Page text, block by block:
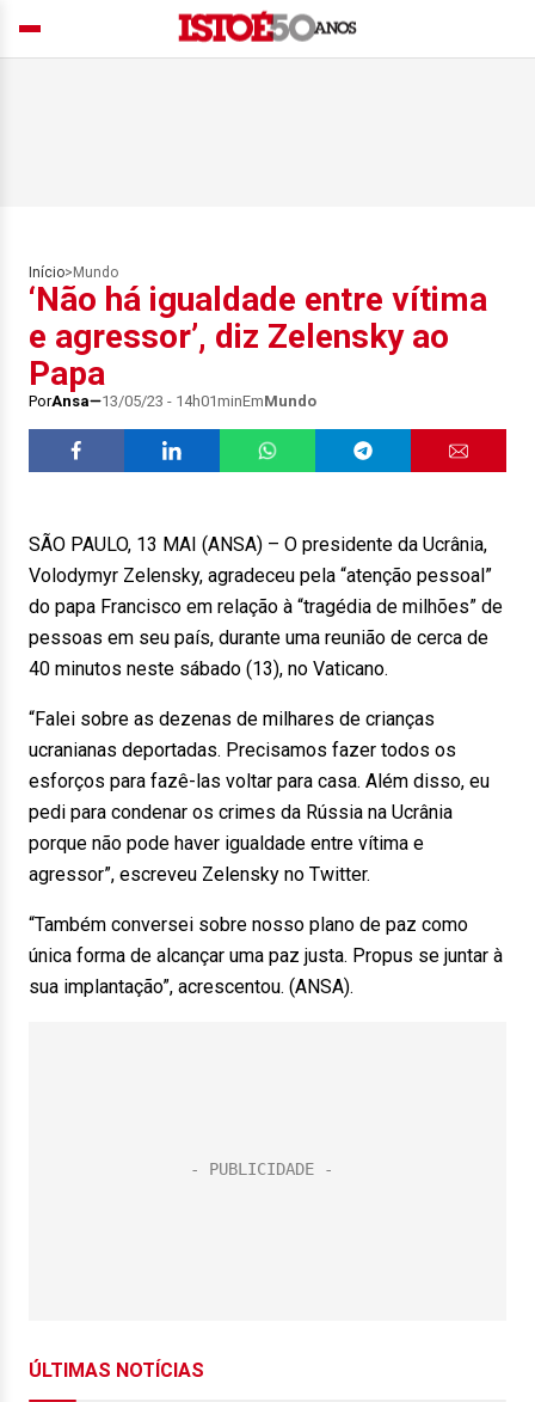
Início> Mundo
‘Não há igualdade entre vítima
e agressor’, diz Zelensky ao
Papa
PorAnsa 13/05/23 - 14h01minEmMundo
SÃO PAULO, 13 MAI (ANSA) – O presidente da Ucrânia,
Volodymyr Zelensky, agradeceu pela “atenção pessoal”
do papa Francisco em relação à “tragédia de milhões” de
pessoas em seu país, durante uma reunião de cerca de
40 minutos neste sábado (13), no Vaticano.
“Falei sobre as dezenas de milhares de crianças
ucranianas deportadas. Precisamos fazer todos os
esforços para fazê-las voltar para casa. Além disso, eu
pedi para condenar os crimes da Rússia na Ucrânia
porque não pode haver igualdade entre vítima e
agressor”, escreveu Zelensky no Twitter.
“Também conversei sobre nosso plano de paz como
única forma de alcançar uma paz justa. Propus se juntar à
sua implantação”, acrescentou. (ANSA).